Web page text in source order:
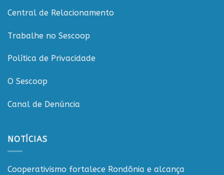
cooperativismo
Central de Relacionamento
Trabalhe no Sescoop
Política de Privacidade
O Sescoop
Canal de Denúncia
NOTÍCIAS
Cooperativismo fortalece Rondônia e alcança